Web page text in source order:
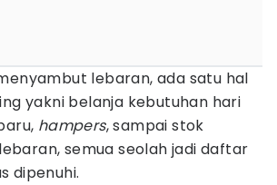
lebaran, ada satu hal
yakni belanja kebutuhan hari
hampers, sampai stok
semua seolah jadi daftar
dipenuhi.